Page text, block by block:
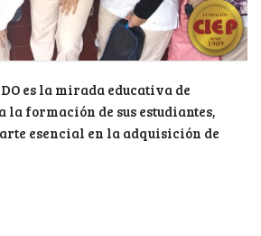
es la mirada educativa de
la formación de sus estudiantes,
esencial en la adquisición de